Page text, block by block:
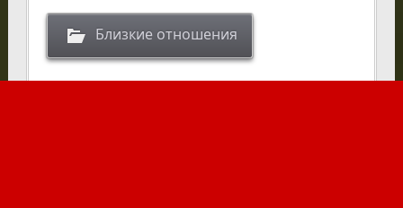
Близкие отношения